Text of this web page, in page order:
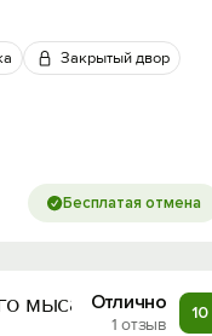
Закрытый двор
Бесплатая отмена
мыса Отлично
1 отзыв
10